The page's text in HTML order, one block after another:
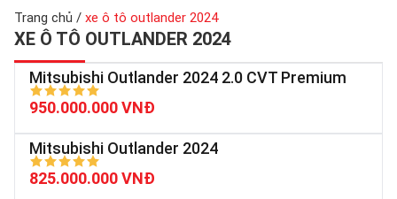
Trang chủ / xe ô tô outlander 2024
XE Ô TÔ OUTLANDER 2024
Mitsubishi Outlander 2024 2.0 CVT Premium
950.000.000 VNĐ
Mitsubishi Outlander 2024
825.000.000 VNĐ